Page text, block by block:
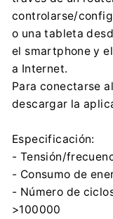
controlarse/
o una tableta
el smartphone y
a Internet.
Para conectarse
descargar la
Especificación:
- Tensión/
- Consumo de
- Número de
>100000